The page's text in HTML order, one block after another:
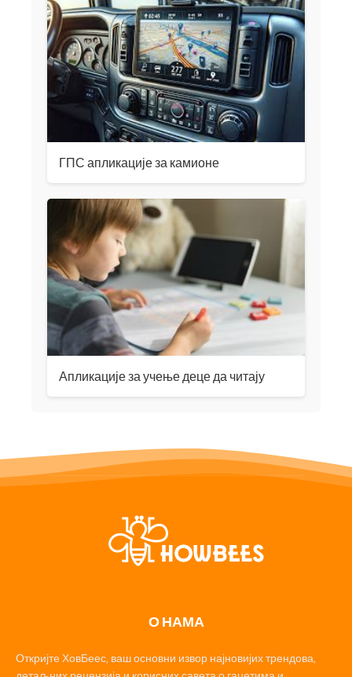
ГПС апликације за камионе
Апликације за учење деце да читају
О НАМА
Откријте ХовБеес, ваш основни извор најновијих трендова,